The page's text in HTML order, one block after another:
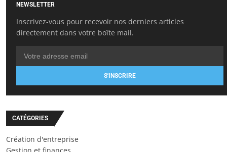
NEWSLETTER
Inscrivez-vous pour recevoir nos derniers articles
directement dans votre boîte mail.
S'INSCRIRE
CATÉGORIES
Création d'entreprise